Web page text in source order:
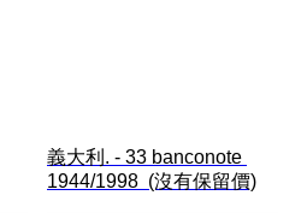
義大利. - 33 banconote
1944/1998  (沒有保留價)